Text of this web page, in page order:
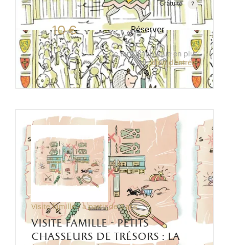
Gratuité
Gratuit pour les enfants de moins de 10 ans.Tarif
10 € Réserver
Ce tarif s'applique en plus
dudroit d'entrée.
Visite famille - à partir de 3 ans
visite famille - petits
chasseurs de trésors : la